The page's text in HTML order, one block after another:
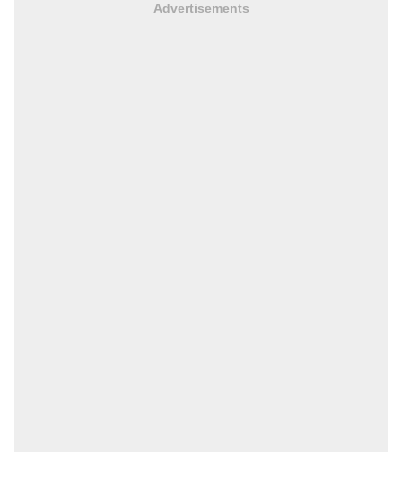
Advertisements